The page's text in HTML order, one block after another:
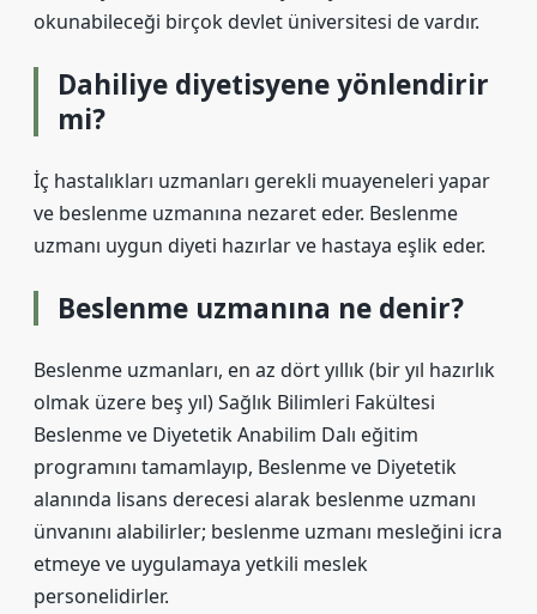
okunabileceği birçok devlet üniversitesi de vardır.
Dahiliye diyetisyene yönlendirir
mi?
İç hastalıkları uzmanları gerekli muayeneleri yapar
ve beslenme uzmanına nezaret eder. Beslenme
uzmanı uygun diyeti hazırlar ve hastaya eşlik eder.
Beslenme uzmanına ne denir?
Beslenme uzmanları, en az dört yıllık (bir yıl hazırlık
olmak üzere beş yıl) Sağlık Bilimleri Fakültesi
Beslenme ve Diyetetik Anabilim Dalı eğitim
programını tamamlayıp, Beslenme ve Diyetetik
alanında lisans derecesi alarak beslenme uzmanı
ünvanını alabilirler; beslenme uzmanı mesleğini icra
etmeye ve uygulamaya yetkili meslek
personelidirler.